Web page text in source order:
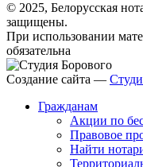
© 2025, Белорусская
защищены.
При использовании
обязательна
Создание сайта —
Гражданам
Акции по
Правовое
Найти